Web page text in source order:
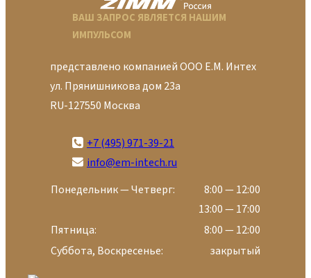
ВАШ ЗАПРОС ЯВЛЯЕТСЯ НАШИМ
ИМПУЛЬСОМ
представлено компанией ООО Е.М. Интех
ул. Прянишникова дом 23а
RU-127550 Москва
+7 (495) 971-39-21
info@em-intech.ru
Понедельник — Четверг:
8:00 — 12:00
13:00 — 17:00
Пятница:
8:00 — 12:00
Суббота, Воскресенье:
закрытый